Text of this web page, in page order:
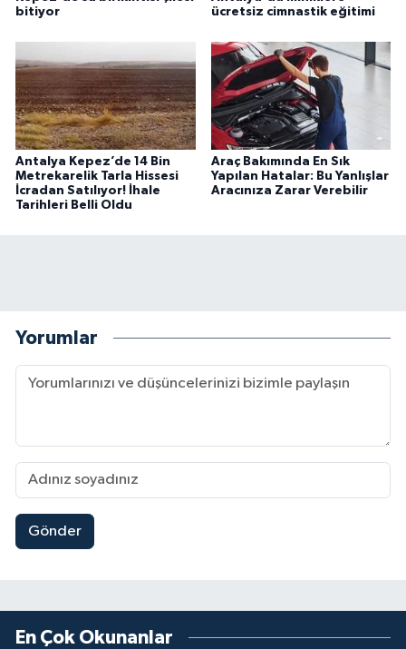
bitiyor
ücretsiz cimnastik eğitimi
Antalya Kepez’de 14 Bin
Metrekarelik Tarla Hissesi
İcradan Satılıyor! İhale
Tarihleri Belli Oldu
Araç Bakımında En Sık
Yapılan Hatalar: Bu Yanlışlar
Aracınıza Zarar Verebilir
Yorumlar
Gönder
En Çok Okunanlar